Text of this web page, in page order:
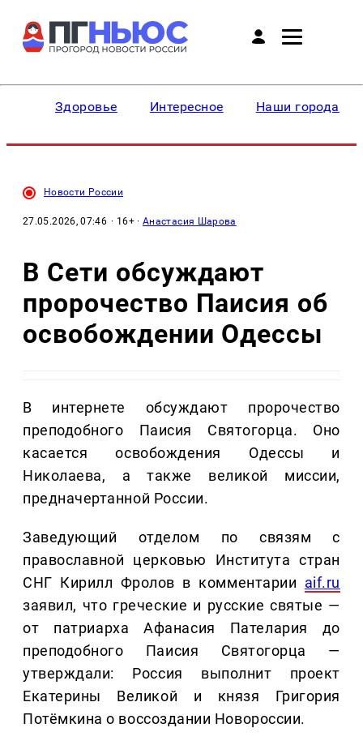
Здоровье Интересное Наши города
Новости России
27.05.2026, 07:46 · 16+ ·Анастасия Шарова
В Сети обсуждают
пророчество Паисия об
освобождении Одессы
В интернете обсуждают пророчество
преподобного Паисия Святогорца. Оно
касается освобождения Одессы и
Николаева, а также великой миссии,
предначертанной России.
Заведующий отделом по связям с
православной церковью Института стран
СНГ Кирилл Фролов в комментарии aif.ru
заявил, что греческие и русские святые —
от патриарха Афанасия Пателария до
преподобного Паисия Святогорца —
утверждали: Россия выполнит проект
Екатерины Великой и князя Григория
Потёмкина о воссоздании Новороссии.